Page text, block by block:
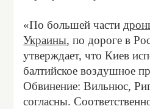
«По большей части
Украины, по дороге в
утверждает, что Киев
балтийское воздушное
Обвинение: Вильнюс,
согласны.